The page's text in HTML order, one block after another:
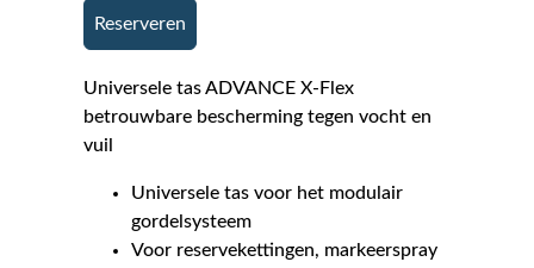
Reserveren
Universele tas ADVANCE X-Flex
betrouwbare bescherming tegen vocht en
vuil
Universele tas voor het modulair
gordelsysteem
Voor reservekettingen, markeerspray